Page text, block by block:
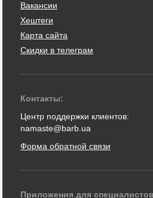
Вакансии
Хештеги
Карта сайта
Скидки в телеграм
Контакты:
Центр поддержки клиентов:
namaste@barb.ua
Форма обратной связи
Приложения для